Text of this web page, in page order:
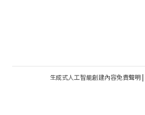
生成式人工智能創建內容免責聲明 |